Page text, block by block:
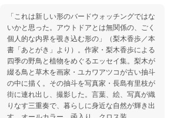
「これは新しい形のバードウォッチングではな
いかと思った。アウトドアとは無関係の、ごく
個人的な内界を覗き込む形の」（梨木香歩／本
書「あとがき」より）。作家・梨木香歩による
四季の野鳥と植物をめぐるエッセイ集。梨木が
綴る鳥と草木を画家・ユカワアツコが古い抽斗
の中に描く。その抽斗を写真家・長島有里枝が
街に連れ出し、撮影した。言葉、絵、写真が織
りなす三重奏で、暮らしに身近な自然が輝き出